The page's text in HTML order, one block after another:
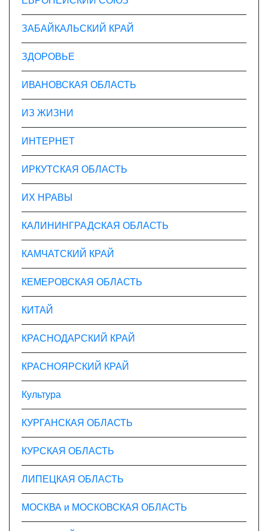
ЗАБАЙКАЛЬСКИЙ КРАЙ
ЗДОРОВЬЕ
ИВАНОВСКАЯ ОБЛАСТЬ
ИЗ ЖИЗНИ
ИНТЕРНЕТ
ИРКУТСКАЯ ОБЛАСТЬ
ИХ НРАВЫ
КАЛИНИНГРАДCКАЯ ОБЛАСТЬ
КАМЧАТСКИЙ КРАЙ
КЕМЕРОВСКАЯ ОБЛАСТЬ
КИТАЙ
КРАСНОДАРСКИЙ КРАЙ
КРАСНОЯРСКИЙ КРАЙ
Культура
КУРГАНСКАЯ ОБЛАСТЬ
КУРСКАЯ ОБЛАСТЬ
ЛИПЕЦКАЯ ОБЛАСТЬ
МОСКВА и МОСКОВСКАЯ ОБЛАСТЬ